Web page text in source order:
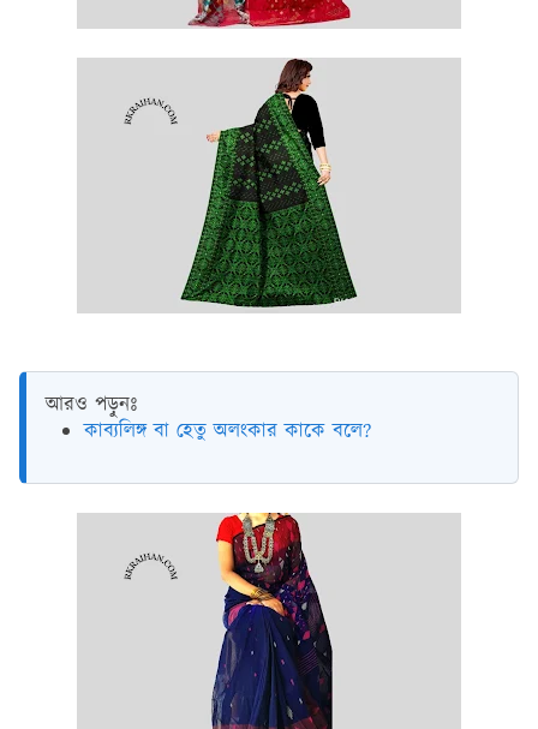
আরও পড়ুনঃ
কাব্যলিঙ্গ বা হেতু অলংকার কাকে বলে?